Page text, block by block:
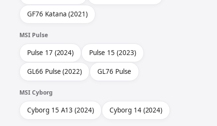
GF76 Katana (2021)
MSI Pulse
Pulse 17 (2024) Pulse 15 (2023)
GL66 Pulse (2022) GL76 Pulse
MSI Cyborg
Cyborg 15 A13 (2024) Cyborg 14 (2024)